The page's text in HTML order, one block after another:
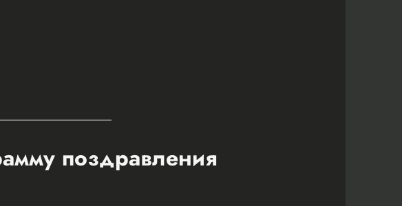
поздравления